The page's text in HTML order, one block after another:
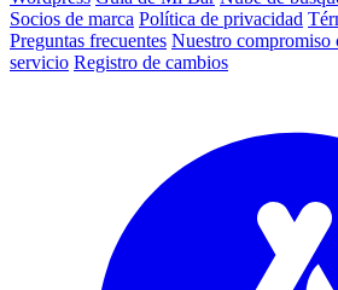
Socios de marca Política de privacidad
Preguntas frecuentes Nuestro compromiso
servicio Registro de cambios